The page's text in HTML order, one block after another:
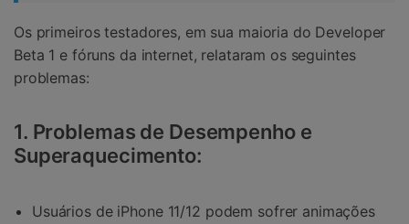
Os primeiros testadores, em sua maioria do Developer
Beta 1 e fóruns da internet, relataram os seguintes
problemas:
1. Problemas de Desempenho e
Superaquecimento:
Usuários de iPhone 11/12 podem sofrer animações